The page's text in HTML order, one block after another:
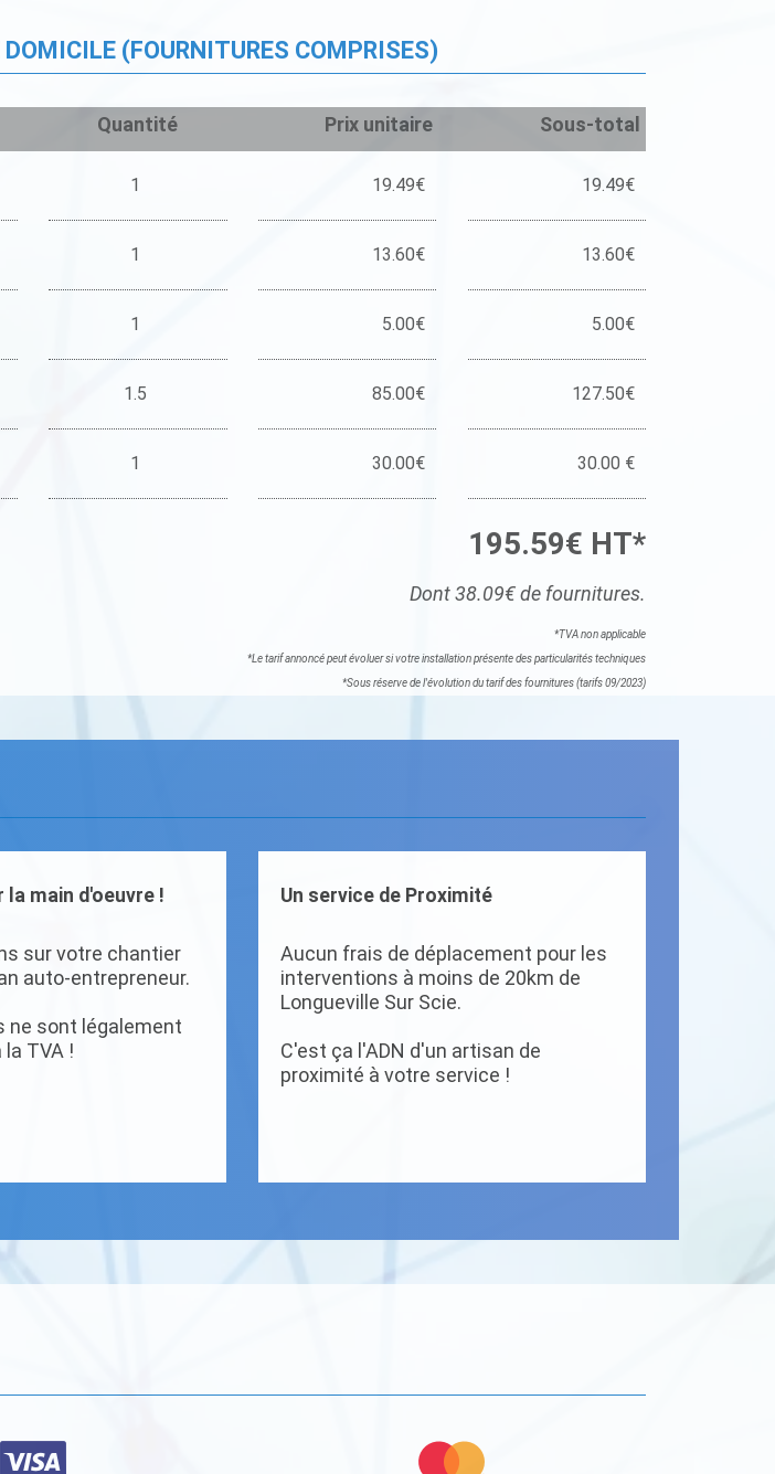
(FOURNITURES COMPRISES)
Quantité Prix unitaire Sous-total
1 19.49€ 19.49€
1 13.60€ 13.60€
1 5.00€ 5.00€
1.5 85.00€ 127.50€
1 30.00€ 30.00 €
195.59€ HT*
Dont 38.09€ de fournitures.
*TVA non applicable
*Le tarif annoncé peut évoluer si votre installation présente des particularités techniques
*Sous réserve de l'évolution du tarif des fournitures (tarifs 09/2023)
la main d'oeuvre !
sur votre chantier
auto-entrepreneur.
ne sont légalement
TVA !
Un service de Proximité
Aucun frais de déplacement pour les
interventions à moins de 20km de
Longueville Sur Scie.
C'est ça l'ADN d'un artisan de
proximité à votre service !